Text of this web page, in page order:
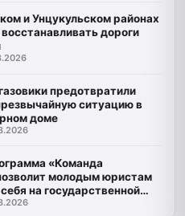
и Унцукульском районах
дороги
предотвратили
ситуацию в
доме
«Команда
молодым юристам
на государственной